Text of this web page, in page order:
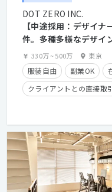
DOT ZERO INC.
【中途採用：デザイ
件。多種多様なデザイ
330万~500万 東京
服装自由 副業OK
クライアントとの直接取